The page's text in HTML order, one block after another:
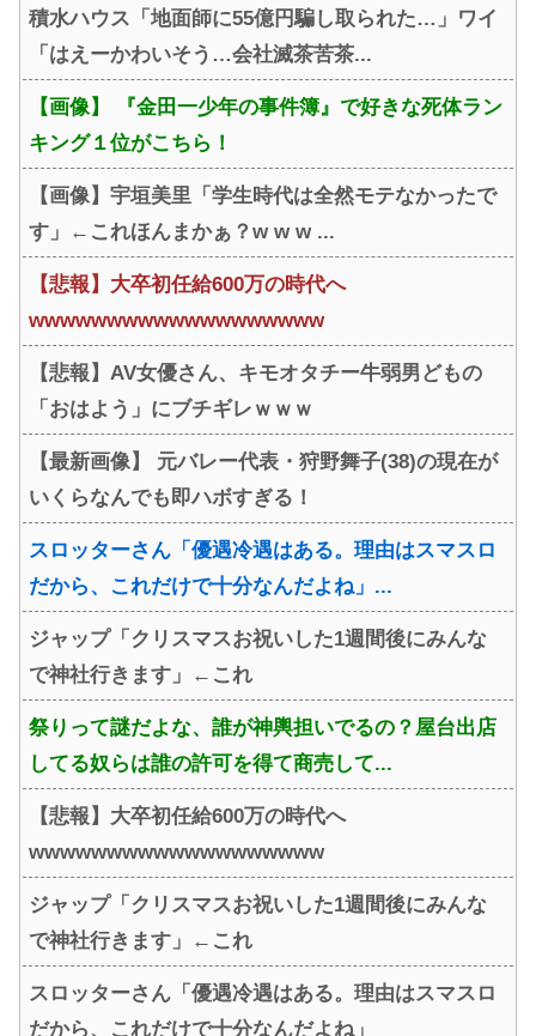
積水ハウス「地面師に55億円騙し取られた…」ワイ
「はえーかわいそう…会社滅茶苦茶...
【画像】 『金田一少年の事件簿』で好きな死体ラン
キング１位がこちら！
【画像】宇垣美里「学生時代は全然モテなかったで
す」←これほんまかぁ？w w w ...
【悲報】大卒初任給600万の時代へ
wwwwwwwwwwwwwwwwwww
【悲報】AV女優さん、キモオタチー牛弱男どもの
「おはよう」にブチギレｗｗｗ
【最新画像】 元バレー代表・狩野舞子(38)の現在が
いくらなんでも即ハボすぎる！
スロッターさん「優遇冷遇はある。理由はスマスロ
だから、これだけで十分なんだよね」...
ジャップ「クリスマスお祝いした1週間後にみんな
で神社行きます」←これ
祭りって謎だよな、誰が神輿担いでるの？屋台出店
してる奴らは誰の許可を得て商売して...
【悲報】大卒初任給600万の時代へ
wwwwwwwwwwwwwwwwwww
ジャップ「クリスマスお祝いした1週間後にみんな
で神社行きます」←これ
スロッターさん「優遇冷遇はある。理由はスマスロ
だから、これだけで十分なんだよね」